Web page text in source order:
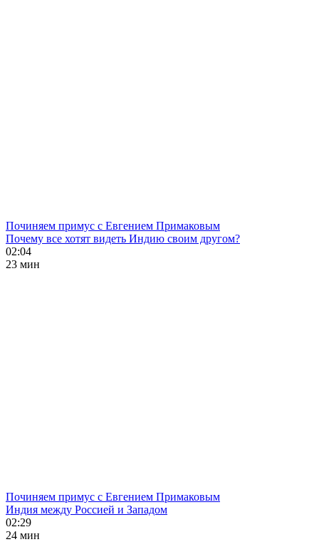
Починяем примус с Евгением Примаковым
Почему все хотят видеть Индию своим другом?
02:04
23 мин
Починяем примус с Евгением Примаковым
Индия между Россией и Западом
02:29
24 мин